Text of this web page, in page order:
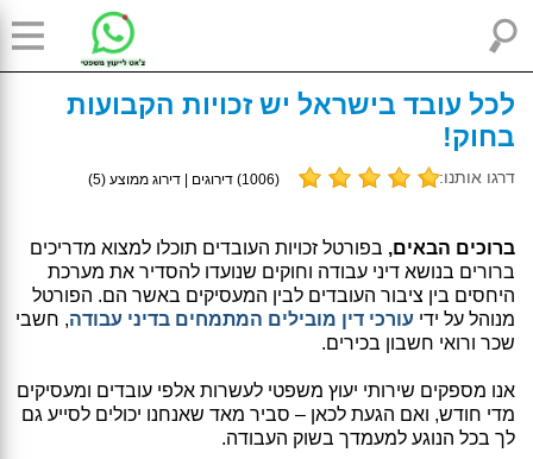
לכל עובד בישראל יש זכויות הקבועות
בחוק!
דרגו אותנו: (
1006) דירוגים | דירוג ממוצע (5
)
ברוכים הבאים, בפורטל זכויות העובדים תוכלו למצוא מדריכים
ברורים בנושא דיני עבודה וחוקים שנועדו להסדיר את מערכת
היחסים בין ציבור העובדים לבין המעסיקים באשר הם. הפורטל
מנוהל על ידי עורכי דין מובילים המתמחים בדיני עבודה, חשבי
שכר ורואי חשבון בכירים.
אנו מספקים שירותי יעוץ משפטי לעשרות אלפי עובדים ומעסיקים
מדי חודש, ואם הגעת לכאן – סביר מאד שאנחנו יכולים לסייע גם
לך בכל הנוגע למעמדך בשוק העבודה.